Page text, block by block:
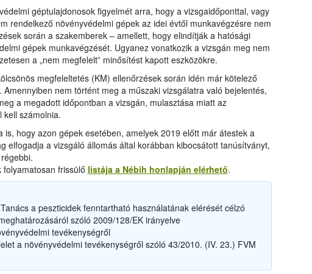
géptulajdonosok figyelmét arra, hogy a vizsgaidőponttal, vagy
rendelkező növényvédelmi gépek az idei évtől munkavégzésre nem
során a szakemberek – amellett, hogy elindítják a hatósági
gépek munkavégzését. Ugyanez vonatkozik a vizsgán meg nem
a „nem megfelelt” minősítést kapott eszközökre.
megfeleltetés (KM) ellenőrzések során idén már kötelező
nem történt meg a műszaki vizsgálatra való bejelentés,
a megadott időpontban a vizsgán, mulasztása miatt az
kell számolnia.
is, hogy azon gépek esetében, amelyek 2019 előtt már átestek a
elfogadja a vizsgáló állomás által korábban kibocsátott tanúsítványt,
frissülő listája a Nébih honlapján elérhető.
a peszticidek fenntartható használatának elérését célzó
szóló 2009/128/EK irányelve
tevékenységről
a növényvédelmi tevékenységről szóló 43/2010. (IV. 23.) FVM